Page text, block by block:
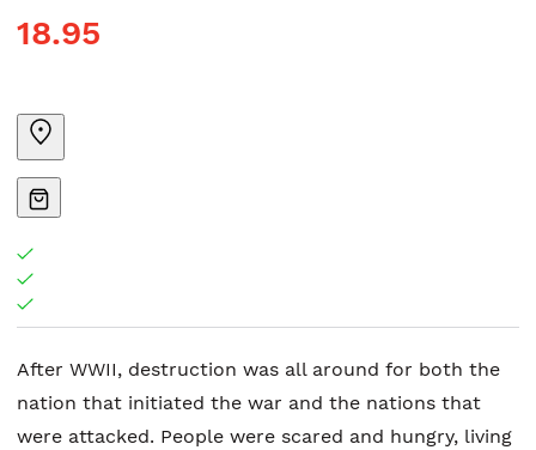
18.95
After WWII, destruction was all around for both the
nation that initiated the war and the nations that
were attacked. People were scared and hungry, living